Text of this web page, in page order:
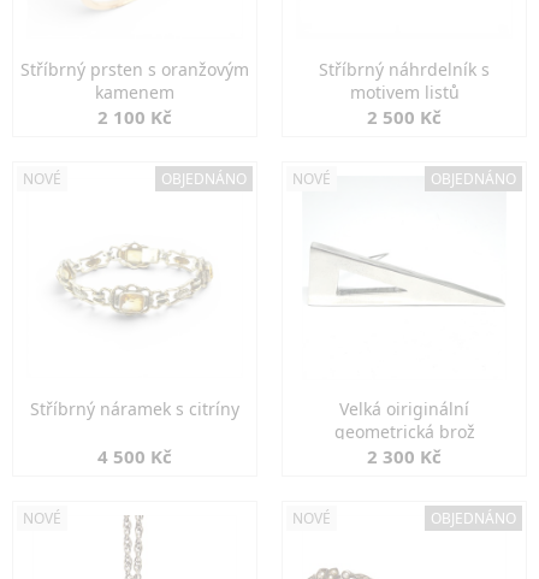
Stříbrný prsten s oranžovým
kamenem
2 100 Kč
Stříbrný náhrdelník s
motivem listů
2 500 Kč
NOVÉ OBJEDNÁNO
Stříbrný náramek s citríny
4 500 Kč
NOVÉ OBJEDNÁNO
Velká oiriginální
geometrická brož
2 300 Kč
NOVÉ NOVÉ OBJEDNÁNO